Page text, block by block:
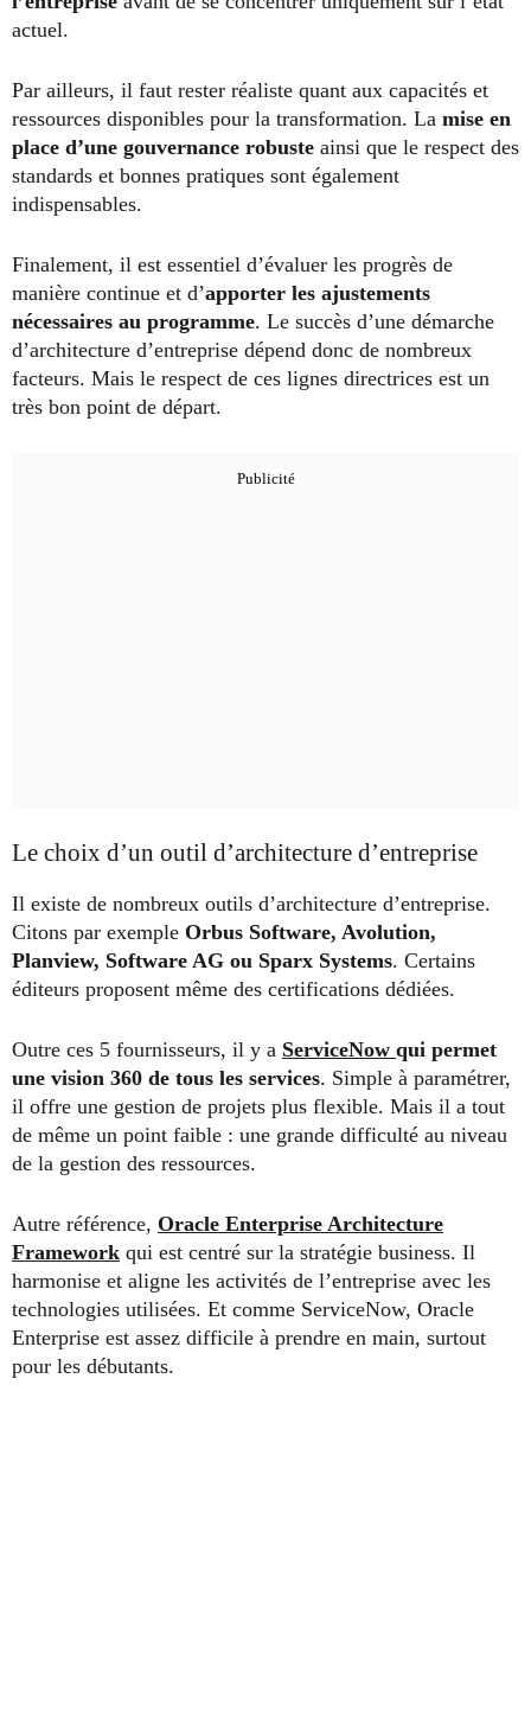
actuel.
Par ailleurs, il faut rester réaliste quant aux capacités et
ressources disponibles pour la transformation. La mise en
place d’une gouvernance robuste ainsi que le respect des
standards et bonnes pratiques sont également
indispensables.
Finalement, il est essentiel d’évaluer les progrès de
manière continue et d’apporter les ajustements
nécessaires au programme. Le succès d’une démarche
d’architecture d’entreprise dépend donc de nombreux
facteurs. Mais le respect de ces lignes directrices est un
très bon point de départ.
Le choix d’un outil d’architecture d’entreprise
Il existe de nombreux outils d’architecture d’entreprise.
Citons par exemple Orbus Software, Avolution,
Planview, Software AG ou Sparx Systems. Certains
éditeurs proposent même des certifications dédiées.
Outre ces 5 fournisseurs, il y a ServiceNow qui permet
une vision 360 de tous les services. Simple à paramétrer,
il offre une gestion de projets plus flexible. Mais il a tout
de même un point faible : une grande difficulté au niveau
de la gestion des ressources.
Autre référence, Oracle Enterprise Architecture
Framework qui est centré sur la stratégie business. Il
harmonise et aligne les activités de l’entreprise avec les
technologies utilisées. Et comme ServiceNow, Oracle
Enterprise est assez difficile à prendre en main, surtout
pour les débutants.